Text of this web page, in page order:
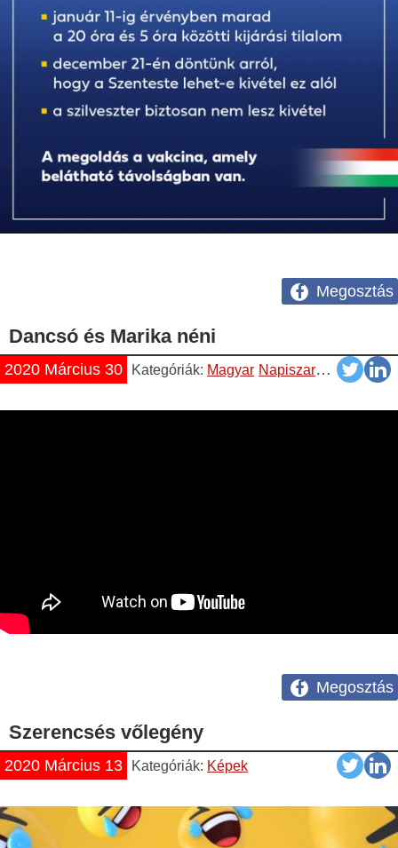
Megosztás
Dancsó és Marika néni
2020 Március 30 Kategóriák: Magyar Napiszar Vicces
Megosztás
Szerencsés vőlegény
2020 Március 13 Kategóriák: Képek